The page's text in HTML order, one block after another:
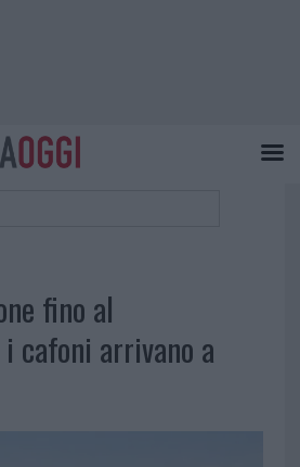
fino al
i cafoni arrivano a